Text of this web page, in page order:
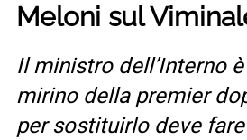
Meloni sul
Il ministro dell’Interno
mirino della premier
per sostituirlo deve